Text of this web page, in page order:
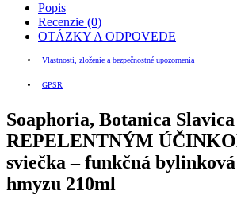
Popis
Recenzie (0)
OTÁZKY A ODPOVEDE
Vlastnosti, zloženie a bezpečnostné upozornenia
GPSR
Soaphoria, Botanica Slavica
REPELENTNÝM
sviečka – funkčná
hmyzu 210ml